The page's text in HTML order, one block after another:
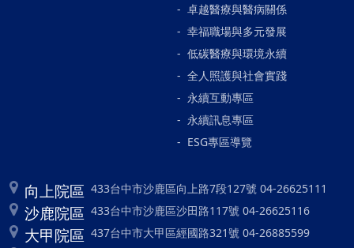
卓越醫療與醫病關係
幸福職場與多元發展
低碳醫療與環境永續
全人照護與社會實踐
永續互動專區
永續訊息專區
ESG專區導覽
向上院區 433台中市沙鹿區向上路7段127號 04-26625111
沙鹿院區 433台中市沙鹿區沙田路117號 04-26625116
大甲院區 437台中市大甲區經國路321號 04-26885599